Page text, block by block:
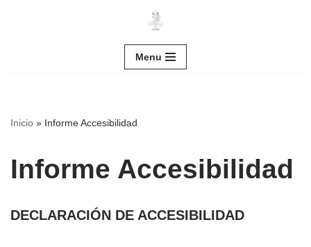
Menu
Inicio » Informe Accesibilidad
Informe Accesibilidad
DECLARACIÓN DE ACCESIBILIDAD